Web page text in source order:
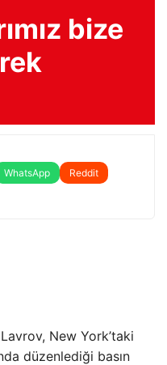
bize
WhatsApp
Reddit
New York’taki
düzenlediği basın